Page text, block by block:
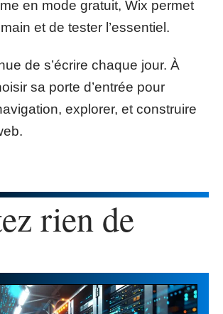
en mode gratuit, Wix permet
et de tester l’essentiel.
de s’écrire chaque jour. À
sa porte d’entrée pour
explorer, et construire
rien de